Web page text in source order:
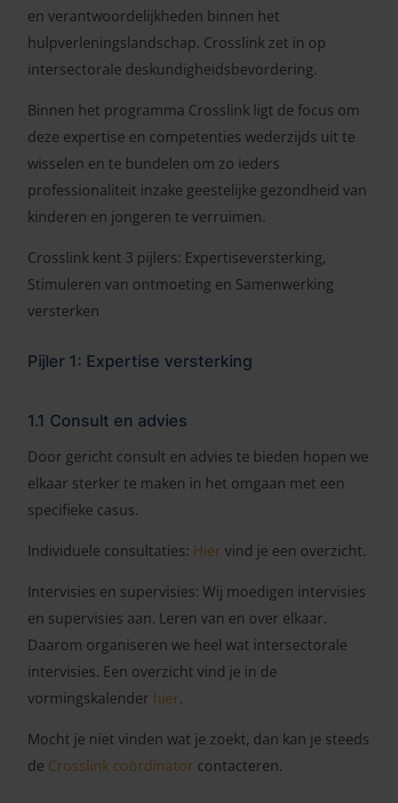
en verantwoordelijkheden binnen het
hulpverleningslandschap. Crosslink zet in op
intersectorale deskundigheidsbevordering.
Binnen het programma Crosslink ligt de focus om
deze expertise en competenties wederzijds uit te
wisselen en te bundelen om zo ieders
professionaliteit inzake geestelijke gezondheid van
kinderen en jongeren te verruimen.
Crosslink kent 3 pijlers: Expertiseversterking,
Stimuleren van ontmoeting en Samenwerking
versterken
Pijler 1: Expertise versterking
1.1 Consult en advies
Door gericht consult en advies te bieden hopen we
elkaar sterker te maken in het omgaan met een
specifieke casus.
Individuele consultaties: Hier vind je een overzicht.
Intervisies en supervisies: Wij moedigen intervisies
en supervisies aan. Leren van en over elkaar.
Daarom organiseren we heel wat intersectorale
intervisies. Een overzicht vind je in de
vormingskalender hier.
Mocht je niet vinden wat je zoekt, dan kan je steeds
de Crosslink coördinator contacteren.